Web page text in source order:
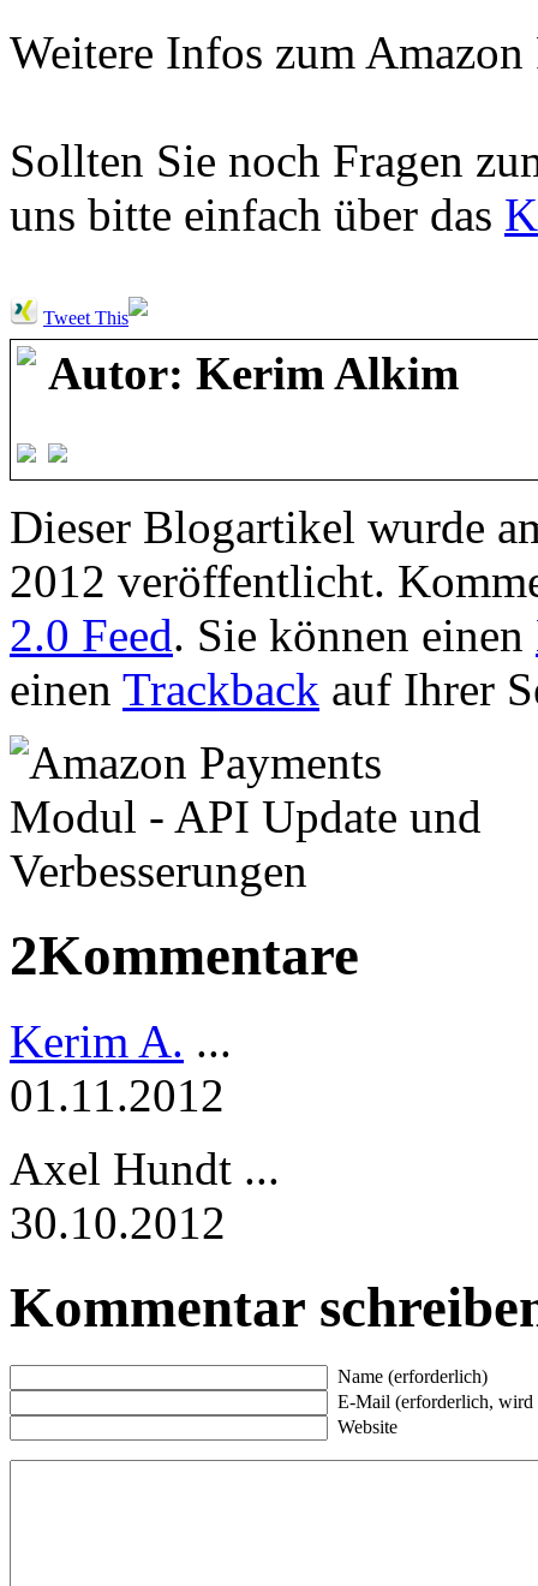
Weitere Infos zum
Sollten Sie noch Fragen
uns bitte einfach über das
Tweet This
Autor: Kerim Alkim
Dieser Blogartikel wurde
2012 veröffentlicht.
2.0 Feed. Sie können einen
einen Trackback auf Ihrer
2Kommentare
Kerim A. ...
01.11.2012
Axel Hundt ...
30.10.2012
Kommentar
Name (erforderlich)
E-Mail (erforderlich,
Website